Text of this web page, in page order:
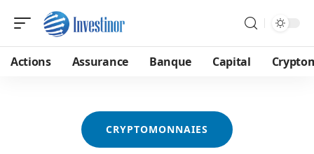
Actions Assurance Banque Capital
CRYPTOMONNAIES